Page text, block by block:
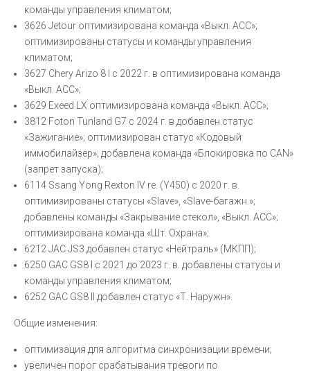
команды управления климатом;
3626 Jetour оптимизирована команда «Выкл. ACC»;
оптимизированы статусы и команды управления
климатом;
3627 Chery Arizo 8 I с 2022 г. в оптимизирована команда
«Выкл. ACC»;
3629 Exeed LX оптимизирована команда «Выкл. ACC»;
3812 Foton Tunland G7 с 2024 г. в добавлен статус
«Зажигание»; оптимизирован статус «Кодовый
иммобилайзер»; добавлена команда «Блокировка по CAN»
(запрет запуска);
6114 Ssang Yong Rexton IV re. (Y450) с 2020 г. в.
оптимизированы статусы «Slave», «Slave-багажн.»;
добавлены команды «Закрывание стекол», «Выкл. ACC»;
оптимизирована команда «Шт. Охрана»;
6212 JAC JS3 добавлен статус «Нейтраль» (МКПП);
6250 GAC GS8 I с 2021 до 2023 г. в. добавлены статусы и
команды управления климатом;
6252 GAC GS8 II добавлен статус «Т. Наружн».
Общие изменения:
оптимизация для алгоритма синхронизации времени;
увеличен порог срабатывания тревоги по